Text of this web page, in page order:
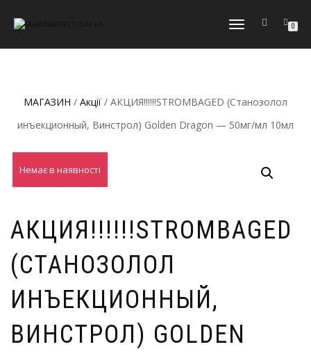
МОБІЛЬНЕ
0
МАГАЗИН / Акції / АКЦИЯ!!!!!!STROMBAGED (Станозолол
инъекционный, Винстрол) Golden Dragon — 50мг/мл 10мл
Немає в наявності
АКЦИЯ!!!!!!STROMBAGED
(СТАНОЗОЛОЛ
ИНЪЕКЦИОННЫЙ,
ВИНСТРОЛ) GOLDEN